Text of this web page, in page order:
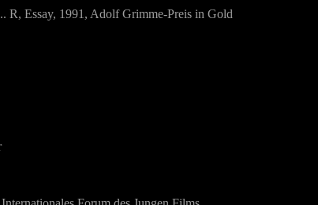
R, Essay, 1991 , Adolf Grimme-Preis in Gold